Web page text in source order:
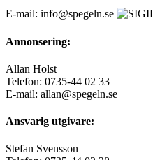
E-mail: info@spegeln.se
Annonsering:
Allan Holst
Telefon: 0735-44 02 33
E-mail: allan@spegeln.se
Ansvarig utgivare:
Stefan Svensson